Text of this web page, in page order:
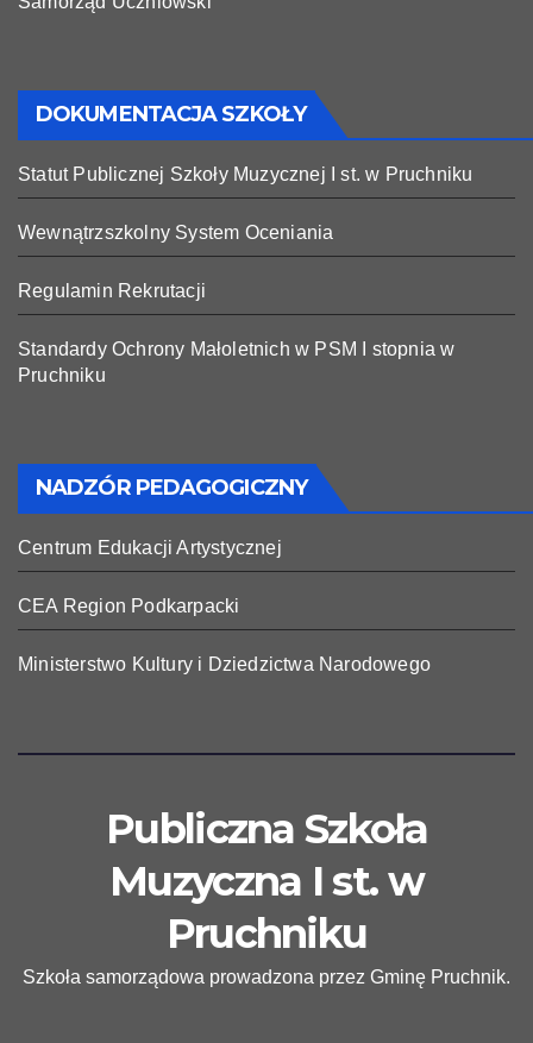
DOKUMENTACJA SZKOŁY
Statut Publicznej Szkoły Muzycznej I st. w Pruchniku
Wewnątrzszkolny System Oceniania
Regulamin Rekrutacji
Standardy Ochrony Małoletnich w PSM I stopnia w
Pruchniku
NADZÓR PEDAGOGICZNY
Centrum Edukacji Artystycznej
CEA Region Podkarpacki
Ministerstwo Kultury i Dziedzictwa Narodowego
Publiczna Szkoła
Muzyczna I st. w
Pruchniku
Szkoła samorządowa prowadzona przez Gminę Pruchnik.